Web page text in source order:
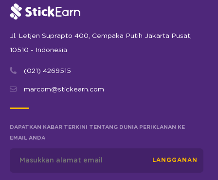
Jl. Letjen Suprapto 400, Cempaka Putih Jakarta Pusat,
10510 - Indonesia
(021) 4269515
marcom@stickearn.com
DAPATKAN KABAR TERKINI TENTANG DUNIA PERIKLANAN KE
EMAIL ANDA
LANGGANAN